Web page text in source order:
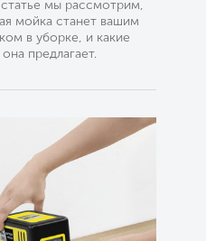
мы рассмотрим,
мойка станет вашим
в уборке, и какие
предлагает.